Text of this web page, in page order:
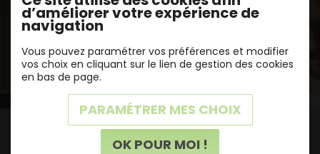
En fonction de votre projet,
quels types de terrains à bâtir vous
conviendraient le mieux ?
Un terrain en lotissement
d’améliorer votre expérience de
navigation
Vous pouvez paramétrer vos préférences et modifier
vos choix en cliquant sur le lien de gestion des cookies
en bas de page.
PARAMÉTRER MES CHOIX
OK POUR MOI !